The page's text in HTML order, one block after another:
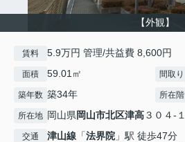
【外観】
賃料 5.9万円 管理/共益費 8,600円
面積 59.01㎡ 間取り
築年数 築34年 所在階
所在地 岡山県岡山市北区津高３０４-１
交通 津山線 「法界院 」駅 徒歩47分